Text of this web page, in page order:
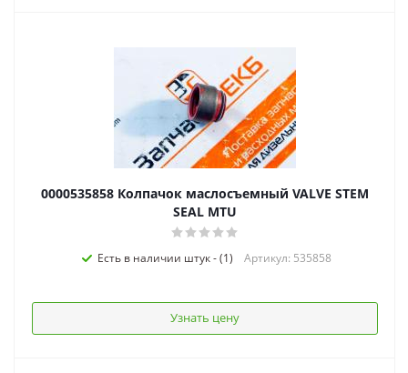
0000535858 Колпачок маслосъемный VALVE STEM
SEAL MTU
Есть в наличии штук - (1) Артикул: 535858
Узнать цену